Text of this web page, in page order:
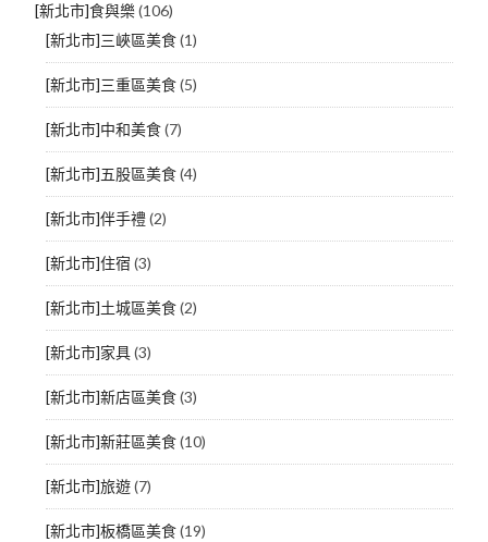
[新北市]食與樂(106)
[新北市]三峽區美食(1)
[新北市]三重區美食(5)
[新北市]中和美食(7)
[新北市]五股區美食(4)
[新北市]伴手禮(2)
[新北市]住宿 (3)
[新北市]土城區美食(2)
[新北市]家具(3)
[新北市]新店區美食(3)
[新北市]新莊區美食(10)
[新北市]旅遊(7)
[新北市]板橋區美食(19)